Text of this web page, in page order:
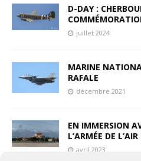
D-DAY :
juillet 2024
MARINE
RAFALE
décembre 2021
EN IMMERSION
L’ARMÉE DE
avril 2023